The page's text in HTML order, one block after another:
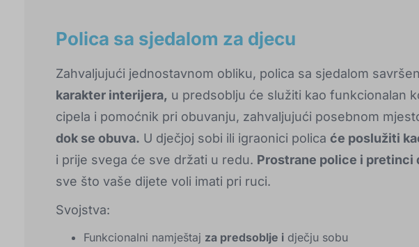
Polica sa sjedalom za djecu
Zahvaljujući jednostavnom obliku, polica sa sjedalom
karakter interijera, u predsoblju će služiti kao funkcionalan
cipela i pomoćnik pri obuvanju, zahvaljujući posebnom
dok se obuva. U dječjoj sobi ili igraonici polica će poslužiti
i prije svega će sve držati u redu. Prostrane police i pretinci
sve što vaše dijete voli imati pri ruci.
Svojstva:
Funkcionalni namještaj za predsoblje i dječju sobu